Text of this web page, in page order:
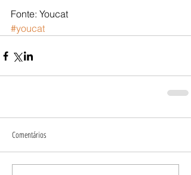
Fonte: Youcat
#youcat
Comentários